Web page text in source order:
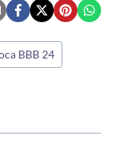
BBB 24